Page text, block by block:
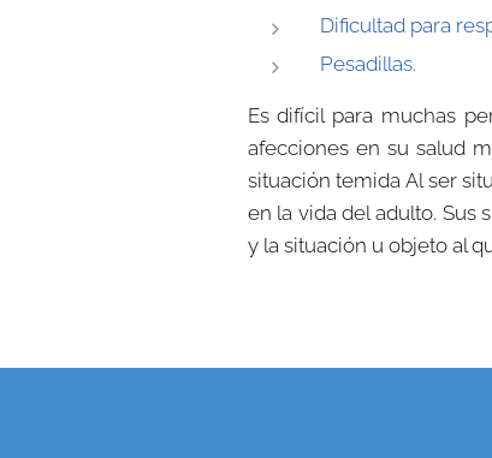
Dificultad para
Pesadillas.
Es difícil para muchas
afecciones en su salud
situación temida Al ser
en la vida del adulto. Sus
y la situación u objeto al